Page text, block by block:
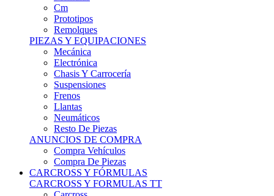
Cm
Prototipos
Remolques
PIEZAS Y EQUIPACIONES
Mecánica
Electrónica
Chasis Y Carrocería
Suspensiones
Frenos
Llantas
Neumáticos
Resto De Piezas
ANUNCIOS DE COMPRA
Compra Vehículos
Compra De Piezas
CARCROSS Y FÓRMULAS
CARCROSS Y FORMULAS TT